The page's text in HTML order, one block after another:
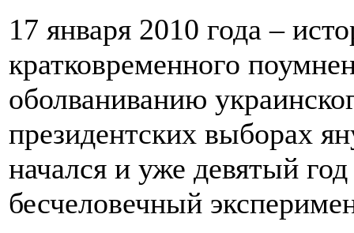
17 января 2010 года –
кратковременного
оболваниванию
президентских выборах
начался и уже девятый
бесчеловечный